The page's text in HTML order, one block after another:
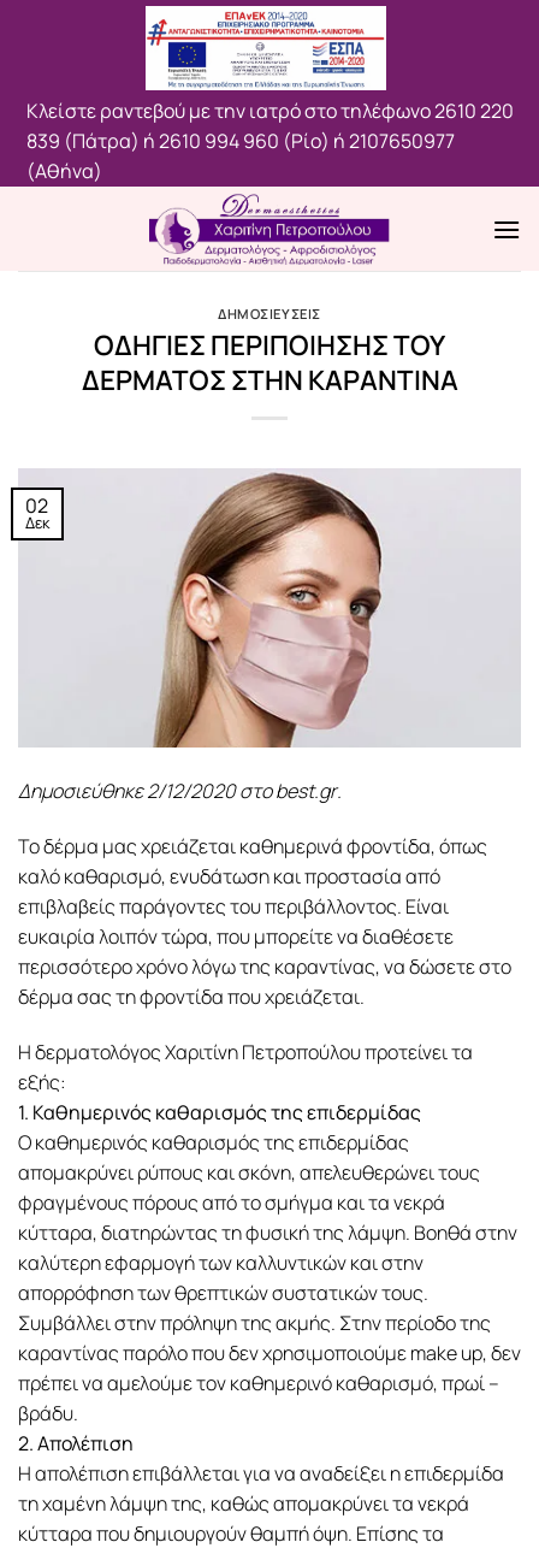
Κλείστε ραντεβού με την ιατρό στο τηλέφωνο2610 220
839 (Πάτρα) ή2610 994 960 (Ρίο) ή2107650977
(Aθήνα)
ΔΗΜΟΣΙΕΥΣΕΙΣ
ΟΔΗΓΙΕΣ ΠΕΡΙΠΟΙΗΣΗΣ ΤΟΥ
ΔΕΡΜΑΤΟΣ ΣΤΗΝ ΚΑΡΑΝΤΙΝΑ
02
Δεκ
Δημοσιεύθηκε 2/12/2020 στοbest.gr.
Το δέρμα μας χρειάζεται καθημερινά φροντίδα, όπως
καλό καθαρισμό, ενυδάτωση και προστασία από
επιβλαβείς παράγοντες του περιβάλλοντος. Είναι
ευκαιρία λοιπόν τώρα, που μπορείτε να διαθέσετε
περισσότερο χρόνο λόγω της καραντίνας, να δώσετε στο
δέρμα σας τη φροντίδα που χρειάζεται.
Η δερματολόγος Χαριτίνη Πετροπούλου προτείνει τα
εξής:
1. Καθημερινός καθαρισμός της επιδερμίδας
Ο καθημερινός καθαρισμός της επιδερμίδας
απομακρύνει ρύπους και σκόνη, απελευθερώνει τους
φραγμένους πόρους από το σμήγμα και τα νεκρά
κύτταρα, διατηρώντας τη φυσική της λάμψη. Βοηθά στην
καλύτερη εφαρμογή των καλλυντικών και στην
απορρόφηση των θρεπτικών συστατικών τους.
Συμβάλλει στην πρόληψη της ακμής. Στην περίοδο της
καραντίνας παρόλο που δεν χρησιμοποιούμε make up, δεν
πρέπει να αμελούμε τον καθημερινό καθαρισμό, πρωί –
βράδυ.
2. Απολέπιση
H απολέπιση επιβάλλεται για να αναδείξει η επιδερμίδα
τη χαμένη λάμψη της, καθώς απομακρύνει τα νεκρά
κύτταρα που δημιουργούν θαμπή όψη. Επίσης τα